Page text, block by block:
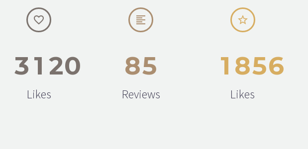


31 20
Likes


85
Reviews


1 856
Likes